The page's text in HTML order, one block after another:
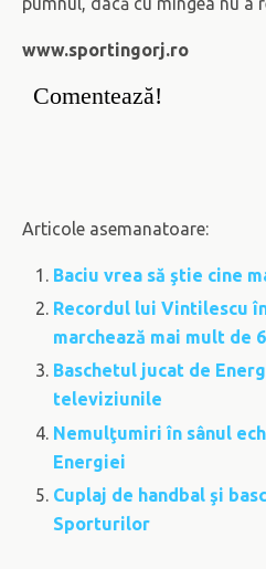
www.sportingorj.ro
Comentează!
Articole asemanatoare:
Baciu vrea să ştie cine
Recordul lui Vintilescu
marchează mai mult de
Baschetul jucat de
televiziunile
Nemulţumiri în sânul
Energiei
Cuplaj de handbal şi
Sporturilor